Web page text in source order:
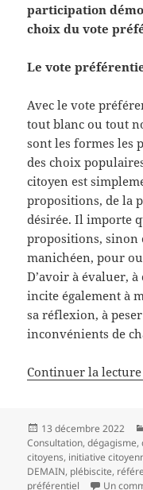
participation
choix du vote
Le vote
Avec le vote
tout blanc ou tout
sont les formes les
des choix
citoyen est
propositions, de la
désirée. Il importe
propositions, sinon
manichéen, pour
D’avoir à évaluer,
incite également à
sa réflexion, à
inconvénients de
Continuer la lecture
Publié
le
13 décembre 2022
Consultation,dégagisme,
citoyens, initiative
DEMAIN, plébiscite,
préférentiel
Un